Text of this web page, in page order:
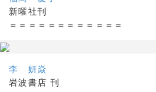
新曜社刊
＝＝＝＝＝＝＝＝＝＝＝＝
李 妍焱
岩波書店 刊